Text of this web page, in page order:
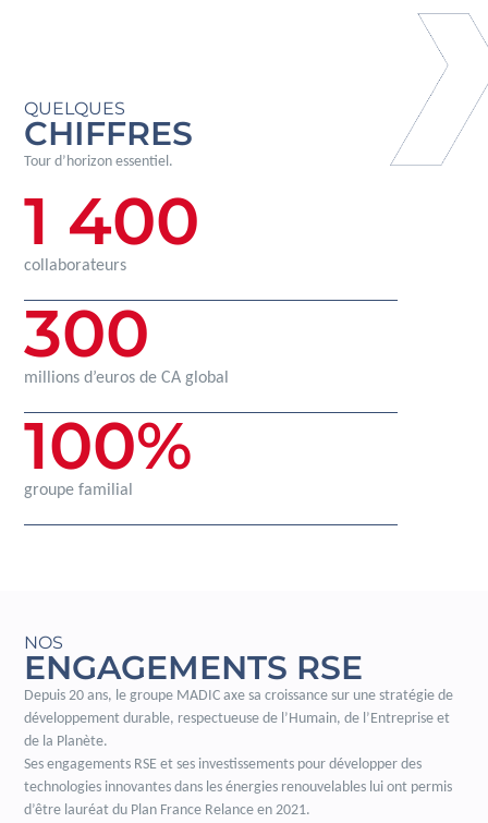
QUELQUES
CHIFFRES
Tour d’horizon essentiel.
collaborateurs
1 400
millions d’euros de CA global
300
groupe familial
100%
NOS
ENGAGEMENTS RSE
Depuis 20 ans, le groupe MADIC axe sa croissance sur une stratégie de
développement durable, respectueuse de l’Humain, de l’Entreprise et
de la Planète.
Ses engagements RSE et ses investissements pour développer des
technologies innovantes dans les énergies renouvelables lui ont permis
d’être lauréat du Plan France Relance en 2021.